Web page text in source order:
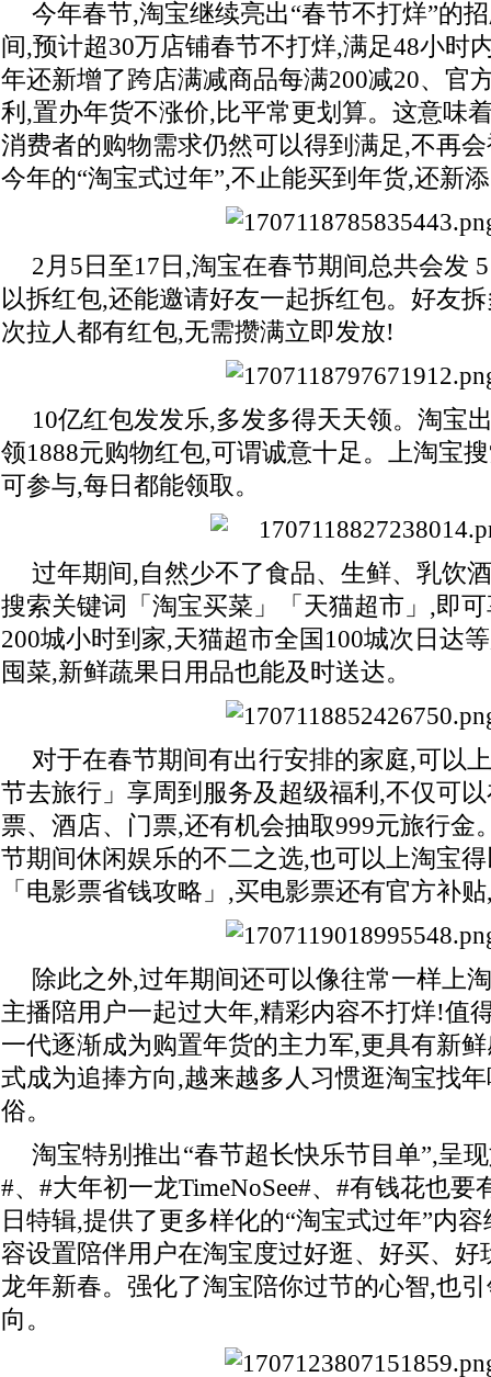
今年春节,淘宝继续亮出“春节不打烊”的
间,预计超30万店铺春节不打烊,满足48小时
年还新增了跨店满减商品每满200减20、官
利,置办年货不涨价,比平常更划算。这意味
消费者的购物需求仍然可以得到满足,不再
今年的“淘宝式过年”,不止能买到年货,还新
2月5日至17日,淘宝在春节期间总共会发
以拆红包,还能邀请好友一起拆红包。好友
次拉人都有红包,无需攒满立即发放!
10亿红包发发乐,多发多得天天领。淘宝
领1888元购物红包,可谓诚意十足。上淘宝
可参与,每日都能领取。
过年期间,自然少不了食品、生鲜、乳饮
搜索关键词「淘宝买菜」「天猫超市」,即
200城小时到家,天猫超市全国100城次日达
囤菜,新鲜蔬果日用品也能及时送达。
对于在春节期间有出行安排的家庭,可以
节去旅行」享周到服务及超级福利,不仅可
票、酒店、门票,还有机会抽取999元旅行金
节期间休闲娱乐的不二之选,也可以上淘宝
「电影票省钱攻略」,买电影票还有官方补
除此之外,过年期间还可以像往常一样上
主播陪用户一起过大年,精彩内容不打烊!值
一代逐渐成为购置年货的主力军,更具有新
式成为追捧方向,越来越多人习惯逛淘宝找
俗。
淘宝特别推出“春节超长快乐节目单”,呈
#、#大年初一龙TimeNoSee#、#有钱花也要
日特辑,提供了更多样化的“淘宝式过年”内
容设置陪伴用户在淘宝度过好逛、好买、好
龙年新春。强化了淘宝陪你过节的心智,也
向。